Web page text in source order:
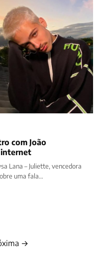
com João
internet
Lana – Juliette, vencedora
uma fala…
→